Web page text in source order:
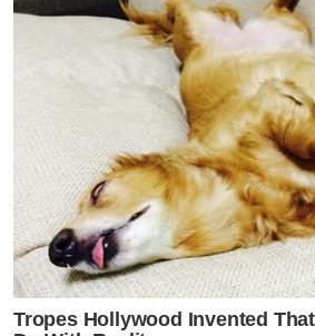
Paling penting kerajaan juga
menghapuskan budaya
kesalahan atas alasan untuk
institusi kerana imej yang
hanya akan runtuh lebih
kebenaran akhirnya muncul.
Jika kerajaan benar-benar
imej ATM dan PDRM, audit
secara menyeluruh mesti
kekal supaya keselamatan